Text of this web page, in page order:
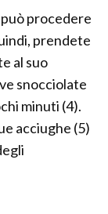
procedere
prendete
al suo
snocciolate
minuti (4).
acciughe (5)